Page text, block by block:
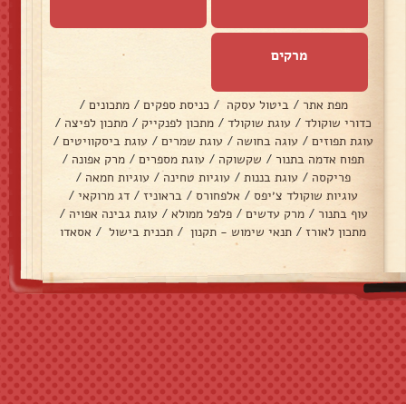
מרקים
מפת אתר / ביטול עסקה / כניסת ספקים / מתכונים /
כדורי שוקולד / עוגת שוקולד / מתכון לפנקייק / מתכון לפיצה /
עוגת תפוזים / עוגה בחושה / עוגת שמרים / עוגת ביסקוויטים /
תפוח אדמה בתנור / שקשוקה / עוגת מספרים / מרק אפונה /
פריקסה / עוגת בננות / עוגיות טחינה / עוגיות חמאה /
עוגיות שוקולד צ׳יפס / אלפחורס / בראוניז / דג מרוקאי /
עוף בתנור / מרק עדשים / פלפל ממולא / עוגת גבינה אפויה /
מתכון לאורז / תנאי שימוש - תקנון / תכנית בישול / אסאדו